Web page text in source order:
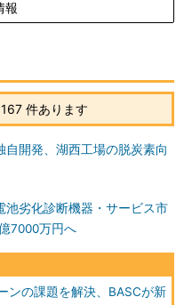
報
件あります
自開発、湖西工場の脱炭素向
池劣化診断機器・サービス市
7000万円へ
ンの課題を解決、BASCが新